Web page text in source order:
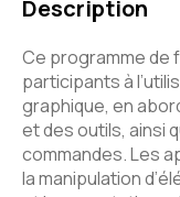
Description
Ce programme de
participants à
graphique, en
et des outils, ainsi
commandes. Les
la manipulation